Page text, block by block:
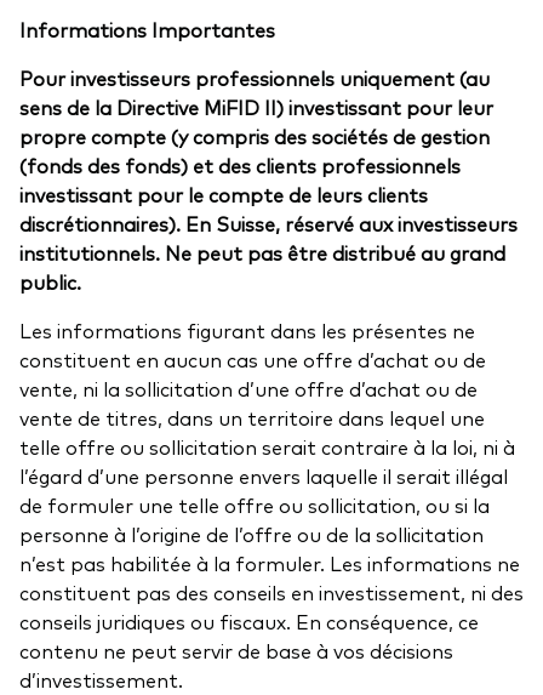
Informations Importantes
Pour investisseurs professionnels uniquement (au
sens de la Directive MiFID II) investissant pour leur
propre compte (y compris des sociétés de gestion
(fonds des fonds) et des clients professionnels
investissant pour le compte de leurs clients
discrétionnaires). En Suisse, réservé aux investisseurs
institutionnels. Ne peut pas être distribué au grand
public.
Les informations figurant dans les présentes ne
constituent en aucun cas une offre d’achat ou de
vente, ni la sollicitation d’une offre d’achat ou de
vente de titres, dans un territoire dans lequel une
telle offre ou sollicitation serait contraire à la loi, ni à
l’égard d’une personne envers laquelle il serait illégal
de formuler une telle offre ou sollicitation, ou si la
personne à l’origine de l’offre ou de la sollicitation
n’est pas habilitée à la formuler. Les informations ne
constituent pas des conseils en investissement, ni des
conseils juridiques ou fiscaux. En conséquence, ce
contenu ne peut servir de base à vos décisions
d’investissement.